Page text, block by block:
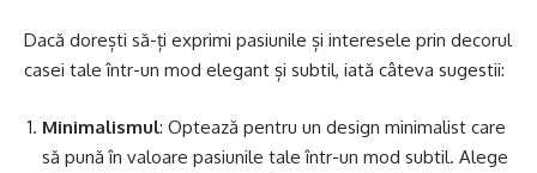
Dacă dorești să-ți exprimi pasiunile și interesele prin decorul
casei tale într-un mod elegant și subtil, iată câteva sugestii:
Minimalismul: Optează pentru un design minimalist care
să pună în valoare pasiunile tale într-un mod subtil. Alege